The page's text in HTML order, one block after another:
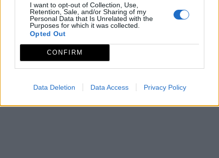
I want to opt-out of Collection, Use,
Retention, Sale, and/or Sharing of my
Personal Data that Is Unrelated with the
Purposes for which it was collected.
Opted Out
CONFIRM
Data Deletion Data Access Privacy Policy